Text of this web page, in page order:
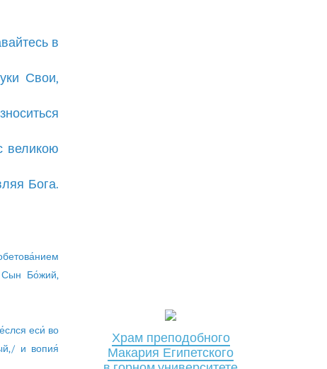
в
Свои,
великою
Бога.
Бо́жий,
еси́ во
и вопия́
Храм преподобного
Макария Египетского